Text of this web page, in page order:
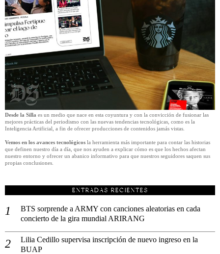
Desde la Silla es un medio que nace en esta coyuntura y con la convicción de fusionar las
mejores prácticas del periodismo con las nuevas tendencias tecnológicas, como es la
Inteligencia Artificial, a fin de ofrecer producciones de contenidos jamás vistas.
Vemos en los avances tecnológicos la herramienta más importante para contar las historias
que definen nuestro día a día, que nos ayuden a explicar cómo es que los hechos afectan
nuestro entorno y ofrecer un abanico informativo para que nuestros seguidores saquen sus
propias conclusiones.
ENTRADAS RECIENTES
BTS sorprende a ARMY con canciones aleatorias en cada
concierto de la gira mundial ARIRANG
Lilia Cedillo supervisa inscripción de nuevo ingreso en la
BUAP